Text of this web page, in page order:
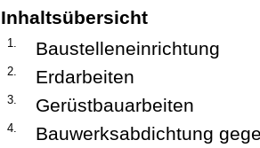
Inhaltsübersicht
1. Baustelleneinrichtung
2. Erdarbeiten
3. Gerüstbauarbeiten
4. Bauwerksabdichtung